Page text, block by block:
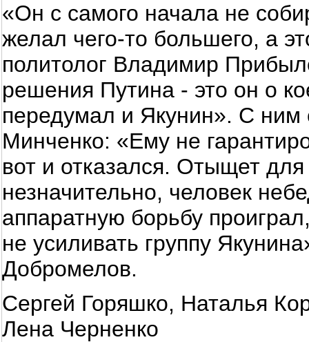
«Он с самого начала не
желал чего-то большего, а
политолог Владимир
решения Путина - это он о
передумал и Якунин». С ним
Минченко: «Ему не
вот и отказался. Отыщет для
незначительно, человек
аппаратную борьбу
не усиливать группу
Добромелов.
Сергей Горяшко, Наталья
Лена Черненко